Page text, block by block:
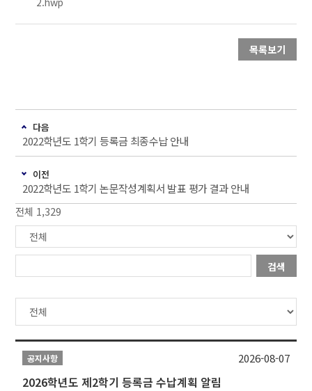
목록보기
다음
2022학년도 1학기 등록금 최종수납 안내
이전
2022학년도 1학기 논문작성계획서 발표 평가 결과 안내
전체 1,329
검색
공지사항
2026학년도 제2학기 등록금 수납계획 알림
2026-08-07